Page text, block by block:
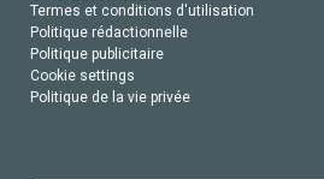
Termes et conditions d'utilisation
Politique rédactionnelle
Politique publicitaire
Cookie settings
Politique de la vie privée